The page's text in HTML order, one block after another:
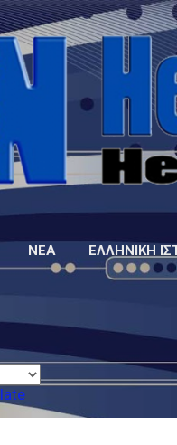
ΝΈΑ ΕΛΛΗΝΙΚΉ